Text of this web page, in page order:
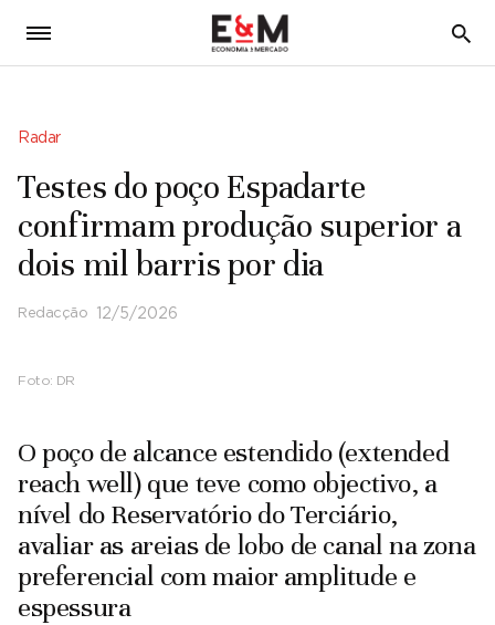
5
Radar
Testes do poço Espadarte
confirmam produção superior a
dois mil barris por dia
Redacção 12/5/2026
Foto: DR
O poço de alcance estendido (extended
reach well) que teve como objectivo, a
nível do Reservatório do Terciário,
avaliar as areias de lobo de canal na zona
preferencial com maior amplitude e
espessura